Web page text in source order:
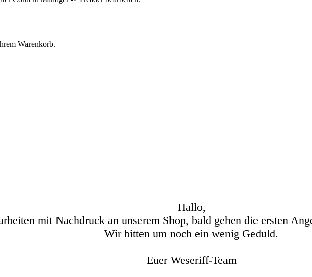
Warenkorb.
Hallo,
mit Nachdruck an unserem Shop, bald gehen die ersten
Wir bitten um noch ein wenig Geduld.
Euer Weseriff-Team